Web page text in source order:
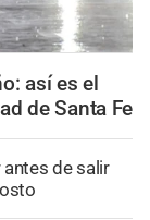
así es el
de Santa Fe
de salir